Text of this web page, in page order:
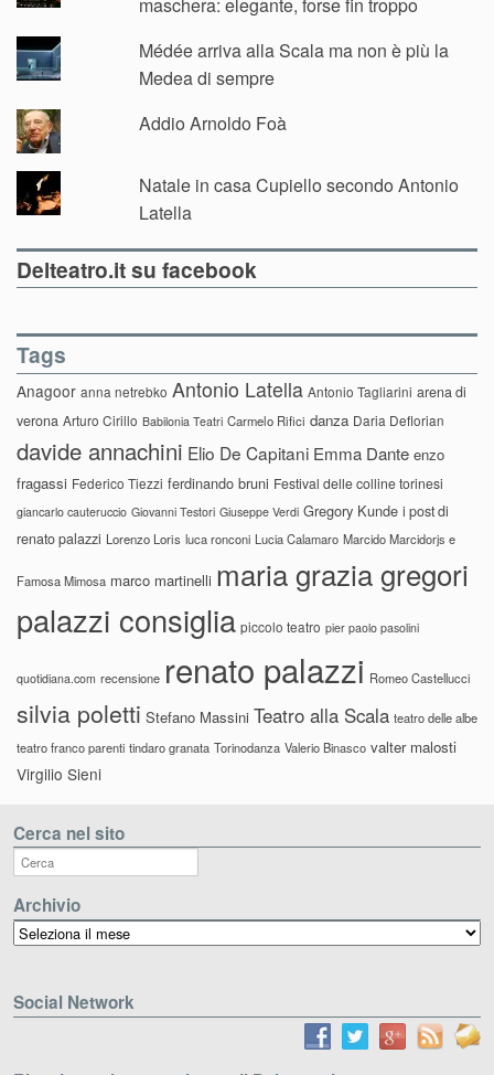
Médée arriva alla Scala ma non è più la
Medea di sempre
Addio Arnoldo Foà
Natale in casa Cupiello secondo Antonio
Latella
Delteatro.it su facebook
Tags
Anagoor anna netrebko Antonio Latella Antonio Tagliarini arena di
verona Arturo Cirillo Babilonia Teatri Carmelo Rifici danza Daria Deflorian
davide annachini Elio De Capitani Emma Dante enzo
fragassi Federico Tiezzi ferdinando bruni Festival delle colline torinesi
giancarlo cauteruccio Giovanni Testori Giuseppe Verdi Gregory Kunde i post di
renato palazzi Lorenzo Loris luca ronconi Lucia Calamaro Marcido Marcidorjs e
Famosa Mimosa marco martinelli maria grazia gregori
palazzi consiglia piccolo teatro pier paolo pasolini
quotidiana.com recensione renato palazzi Romeo Castellucci
silvia poletti Stefano Massini Teatro alla Scala teatro delle albe
teatro franco parenti tindaro granata Torinodanza Valerio Binasco valter malosti
Virgilio Sieni
Cerca nel sito
Archivio
Archivio
Social Network